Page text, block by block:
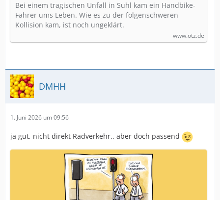
Bei einem tragischen Unfall in Suhl kam ein Handbike-
Fahrer ums Leben. Wie es zu der folgenschweren
Kollision kam, ist noch ungeklärt.
www.otz.de
DMHH
1. Juni 2026 um 09:56
ja gut, nicht direkt Radverkehr.. aber doch passend